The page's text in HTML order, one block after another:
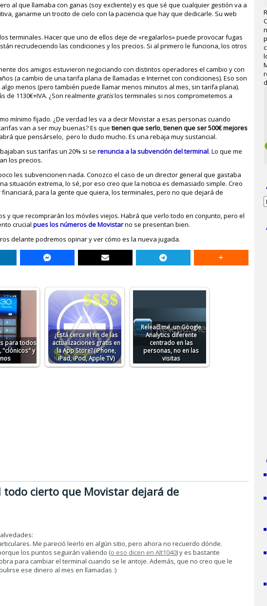
al que llamaba con ganas (soy excliente) y es que sé que cualquier gestión va a
ganarme un trocito de cielo con la paciencia que hay que dedicarle. Su web
terminales. Hacer que uno de ellos deje de «regalarlos» puede provocar fugas
recrudeciendo las condiciones y los precios. Si al primero le funciona, los otros
dos amigos estuvieron negociando con distintos operadores el cambio y con
(a cambio de una tarifa plana de llamadas e Internet con condiciones). Eso son
algo menos (pero también puede llamar menos minutos al mes, sin tarifa plana).
de 1130€+IVA. ¿Son realmente gratislos terminales si nos comprometemos a
mínimo fijado. ¿De verdad les va a decir Movistar a esas personas cuando
van a ser muy buenas? Es quetienen que serlo,tienen que ser 500€ mejores
que pensárselo, pero lo dudo mucho. Es una rebaja muy sustancial.
sus tarifas un 20% si serenuncia a la subvención del terminal. Lo que me
los precios.
les subvencionen nada. Conozco el caso de un director general que gastaba
situación extrema, lo sé, por eso creo que la noticia es demasiado simple. Creo
para la gente que quiera, los terminales, pero no que dejará de
y que recomprarán los móviles viejos. Habrá que verlo todo en conjunto, pero el
crucialpues los números de Movistarno se presentan bien.
delante podremos opinar y ver cómo es la nueva jugada.
para todos:
"clónicos" y
¿Está cerca el fin de las
actualizaciones gratis en
la App Store? (iPhone,
iPad, iPod, Apple TV)
Relead.me, un Google
Analytics diferente
centrado en las
personas, no en las
visitas
todo cierto que Movistar dejará de
Me pareció leerlo en algún sitio, pero ahora no recuerdo dónde.
los puntos seguirán valiendo (o eso dicen en Alt1040) y es bastante
para cambiar el terminal cuando se le antoje. Además, que no creo que le
ese dinero al mes en llamadas :)